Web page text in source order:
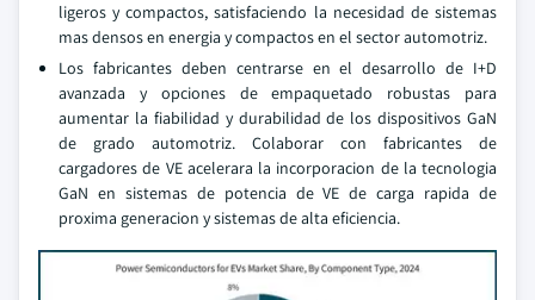
ligeros y compactos, satisfaciendo la necesidad de sistemas
mas densos en energia y compactos en el sector automotriz.
Los fabricantes deben centrarse en el desarrollo de I+D
avanzada y opciones de empaquetado robustas para
aumentar la fiabilidad y durabilidad de los dispositivos GaN
de grado automotriz. Colaborar con fabricantes de
cargadores de VE acelerara la incorporacion de la tecnologia
GaN en sistemas de potencia de VE de carga rapida de
proxima generacion y sistemas de alta eficiencia.